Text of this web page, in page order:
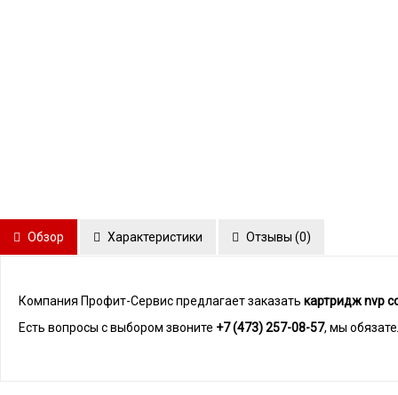
Обзор Характеристики Отзывы (0)
Компания Профит-Сервис предлагает заказать картридж nvp
Есть вопросы с выбором звоните +7 (473) 257-08-57, мы